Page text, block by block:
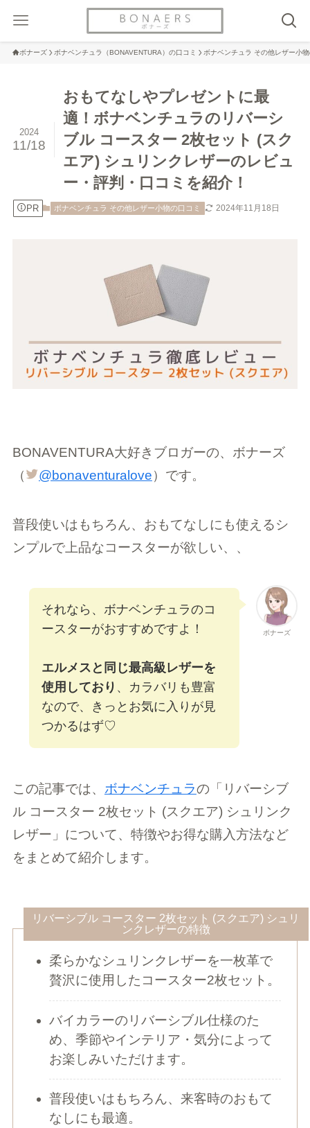
ボナーズ ボナベンチュラ（BONAVENTURA）の口コミ ボナベンチュラ その他レザー小
おもてなしやプレゼントに最
適！ボナベンチュラのリバーシ
ブル コースター 2枚セット (スク
エア) シュリンクレザーのレビュ
ー・評判・口コミを紹介！
2024
11/18
PR ボナベンチュラ その他レザー小物の口コミ 2024年11月18日
BONAVENTURA大好きブロガーの、ボナーズ
（
@bonaventuralove）です。
普段使いはもちろん、おもてなしにも使えるシ
ンプルで上品なコースターが欲しい、、
ボナーズ
それなら、ボナベンチュラのコ
ースターがおすすめですよ！
エルメスと同じ最高級レザーを
使用しており 、カラバリも豊富
なので、きっとお気に入りが見
つかるはず♡
この記事では、 ボナベンチュラの「リバーシブ
ル コースター 2枚セット (スクエア) シュリンク
レザー」について、特徴やお得な購入方法など
をまとめて紹介します。
リバーシブル コースター 2枚セット (スクエア) シュリ
ンクレザーの特徴
柔らかなシュリンクレザーを一枚革で
贅沢に使用したコースター2枚セット。
バイカラーのリバーシブル仕様のた
め、季節やインテリア・気分によって
お楽しみいただけます。
普段使いはもちろん、来客時のおもて
なしにも最適。